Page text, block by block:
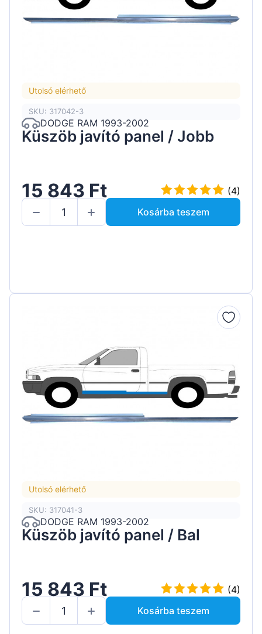
Utolsó elérhető
SKU: 317042-3
DODGE RAM 1993-2002
Küszöb javító panel / Jobb
15 843 Ft
(4)
Kosárba teszem
Utolsó elérhető
SKU: 317041-3
DODGE RAM 1993-2002
Küszöb javító panel / Bal
15 843 Ft
(4)
Kosárba teszem